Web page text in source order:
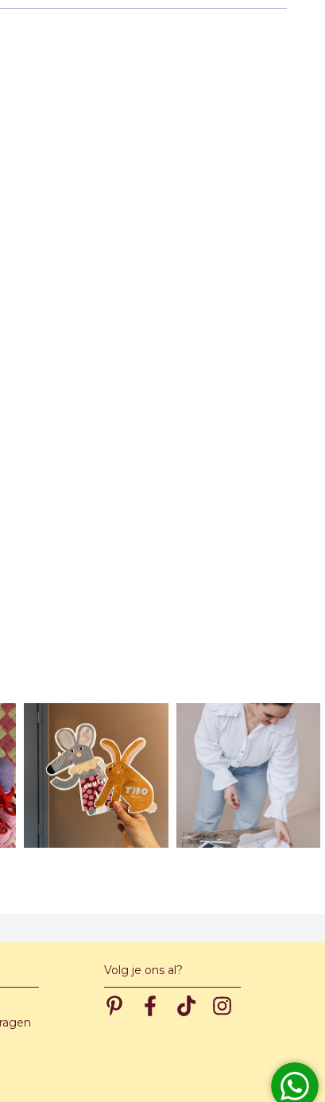
Volg je ons al?
PinterestPinterestPinterestPinterest